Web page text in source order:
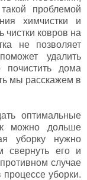
проблемой
химчистки и
ковров на
не позволяет
удалить
дома
мы расскажем в
оптимальные
можно дольше
уборку нужно
свернуть его и
случае
уборки.